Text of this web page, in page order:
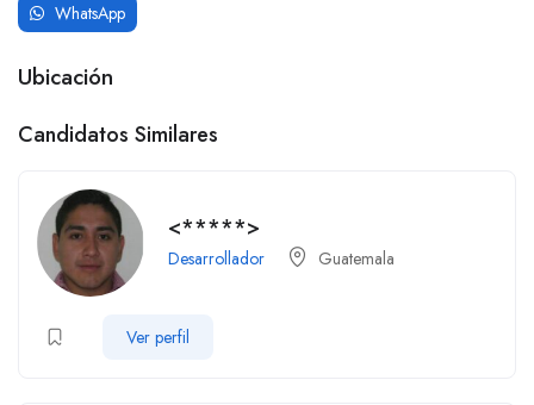
WhatsApp
Ubicación
Candidatos Similares
<*****>
Desarrollador Guatemala
Ver perfil